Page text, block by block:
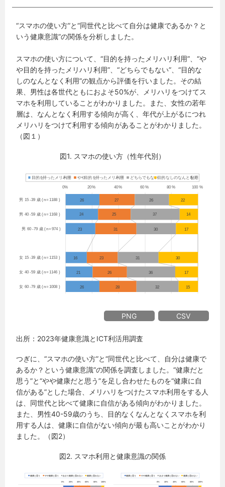
“スマホの使い方”と“同世代と比べて自分は健康であるか？と
いう健康意識”の関係を分析しました。
スマホの使い方について、“目的を持ったメリハリ利用”、“や
や目的を持ったメリハリ利用”、“どちらでもない”、“目的な
しのなんとなく利用”の観点から評価を行いました。その結
果、男性は各世代ともにおよそ50%が、メリハリをつけてス
マホを利用していることがわかりました。また、女性の若年
層は、なんとなく利用する傾向が高く、年代が上がるにつれ
メリハリをつけて利用する傾向があることがわかりました。
（図１）
図1. スマホの使い方（性年代別）
PNG CSV
出所：2023年健康意識とICT利活用調査
つぎに、“スマホの使い方”と“同世代と比べて、自分は健康で
あるか？という健康意識”の関係を調査しました。“健康だと
思う”と“やや健康だと思う”を足し合わせたものを“健康に自
信がある”とした場合、メリハリをつけたスマホ利用をする人
は、同世代と比べて健康に自信がある傾向がわかりました。
また、男性40-59歳のうち、目的なくなんとなくスマホを利
用する人は、健康に自信がない傾向が最も高いことがわかり
ました。（図2）
図2. スマホ利用と健康意識の関係